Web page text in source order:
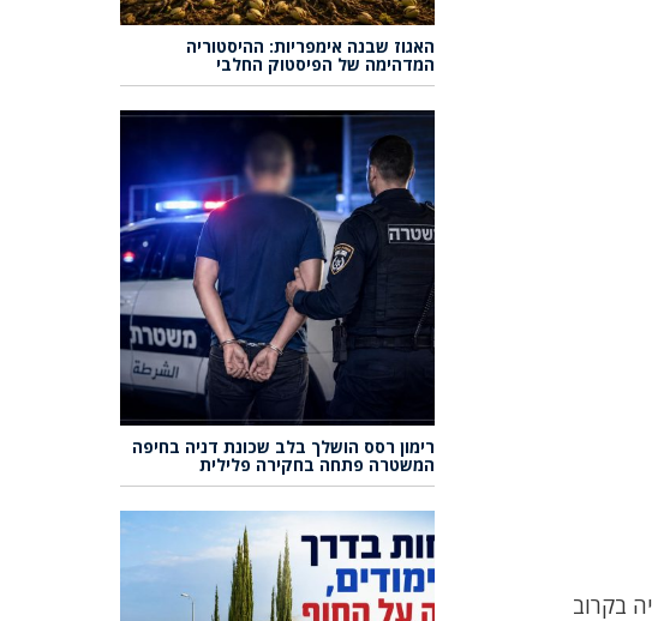
בקרוב
האגוז שבנה אימפריות: ההיסטוריה
המדהימה של הפיסטוק החלבי
רימון רסס הושלך בלב שכונת דניה בחיפה
המשטרה פתחה בחקירה פלילית